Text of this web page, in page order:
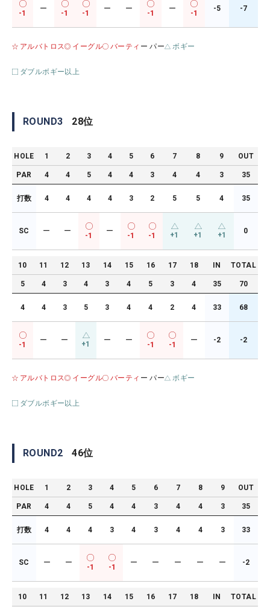
-1
ー
-1 -1
ー ー
-1
ー
-1
-5 -7
アルバトロス イーグル バーティ ー パー ボギー
ダブルボギー以上
ROUND3 28位
HOLE 1 2 3 4 5 6 7 8 9 OUT
PAR 4 4 5 4 4 3 4 4 3 35
打数 4 4 4 4 3 2 5 5 4 35
SC ー ー
-1
ー
-1 -1 +1 +1 +1 0
10 11 12 13 14 15 16 17 18 IN TOTAL
5 4 3 4 3 4 5 3 4 35 70
4 4 3 5 3 4 4 2 4 33 68
-1
ー ー +1 ー ー
-1 -1
ー -2 -2
アルバトロス イーグル バーティ ー パー ボギー
ダブルボギー以上
ROUND2 46位
HOLE 1 2 3 4 5 6 7 8 9 OUT
PAR 4 4 5 4 4 3 4 4 3 35
打数 4 4 4 3 4 3 4 4 3 33
SC ー ー
-1 -1
ー ー ー ー ー -2
10 11 12 13 14 15 16 17 18 IN TOTAL